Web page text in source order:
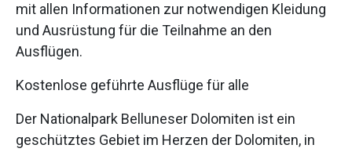
mit allen Informationen zur notwendigen Kleidung
und Ausrüstung für die Teilnahme an den
Ausflügen.
Kostenlose geführte Ausflüge für alle
Der Nationalpark Belluneser Dolomiten ist ein
geschütztes Gebiet im Herzen der Dolomiten, in